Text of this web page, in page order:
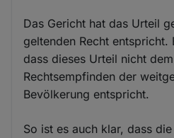
Das Gericht hat das Urteil
geltenden Recht entspricht.
dass dieses Urteil nicht
Rechtsempfinden der
Bevölkerung entspricht.
So ist es auch klar, dass